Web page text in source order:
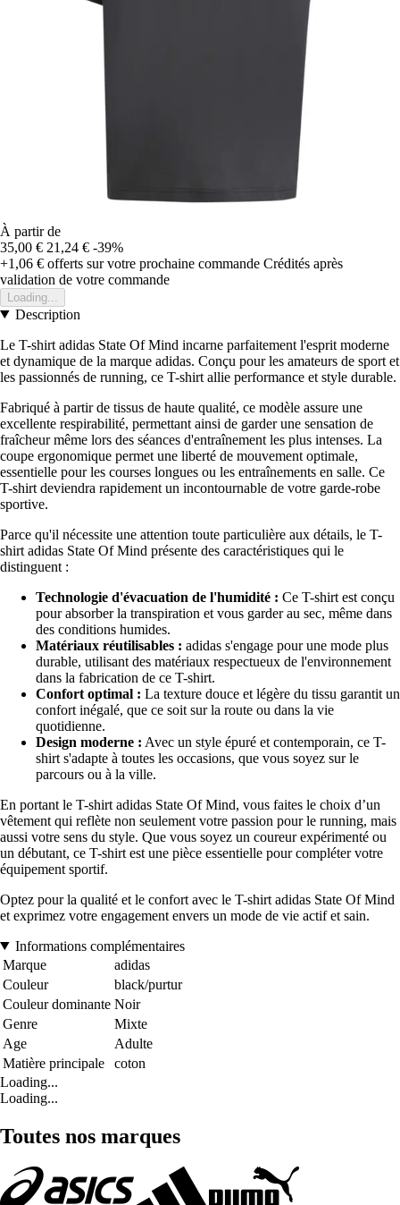
À partir de
35,00 € 21,24 € -39%
+1,06 € offerts sur votre prochaine commande Crédités après
validation de votre commande
Loading...
Description
Le T-shirt adidas State Of Mind incarne parfaitement l'esprit moderne
et dynamique de la marque adidas. Conçu pour les amateurs de sport et
les passionnés de running, ce T-shirt allie performance et style durable.
Fabriqué à partir de tissus de haute qualité, ce modèle assure une
excellente respirabilité, permettant ainsi de garder une sensation de
fraîcheur même lors des séances d'entraînement les plus intenses. La
coupe ergonomique permet une liberté de mouvement optimale,
essentielle pour les courses longues ou les entraînements en salle. Ce
T-shirt deviendra rapidement un incontournable de votre garde-robe
sportive.
Parce qu'il nécessite une attention toute particulière aux détails, le T-
shirt adidas State Of Mind présente des caractéristiques qui le
distinguent :
Technologie d'évacuation de l'humidité : Ce T-shirt est conçu
pour absorber la transpiration et vous garder au sec, même dans
des conditions humides.
Matériaux réutilisables : adidas s'engage pour une mode plus
durable, utilisant des matériaux respectueux de l'environnement
dans la fabrication de ce T-shirt.
Confort optimal : La texture douce et légère du tissu garantit un
confort inégalé, que ce soit sur la route ou dans la vie
quotidienne.
Design moderne : Avec un style épuré et contemporain, ce T-
shirt s'adapte à toutes les occasions, que vous soyez sur le
parcours ou à la ville.
En portant le T-shirt adidas State Of Mind, vous faites le choix d’un
vêtement qui reflète non seulement votre passion pour le running, mais
aussi votre sens du style. Que vous soyez un coureur expérimenté ou
un débutant, ce T-shirt est une pièce essentielle pour compléter votre
équipement sportif.
Optez pour la qualité et le confort avec le T-shirt adidas State Of Mind
et exprimez votre engagement envers un mode de vie actif et sain.
Informations complémentaires
Marque
adidas
Couleur
black/purtur
Couleur dominante Noir
Genre
Mixte
Age
Adulte
Matière principale
coton
Loading...
Loading...
Toutes nos marques